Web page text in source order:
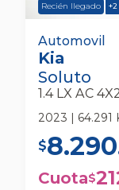
Recién llegado +2
Kia Soluto
Automovil
Kia
Soluto
1.4 LX AC
2023 | 64.291
$
Cuota$